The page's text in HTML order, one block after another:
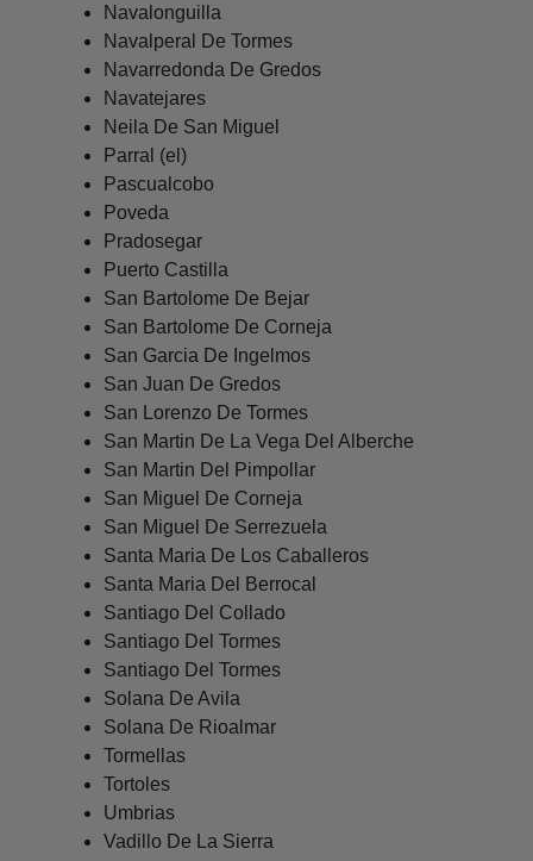
Navalonguilla
Navalperal De Tormes
Navarredonda De Gredos
Navatejares
Neila De San Miguel
Parral (el)
Pascualcobo
Poveda
Pradosegar
Puerto Castilla
San Bartolome De Bejar
San Bartolome De Corneja
San Garcia De Ingelmos
San Juan De Gredos
San Lorenzo De Tormes
San Martin De La Vega Del Alberche
San Martin Del Pimpollar
San Miguel De Corneja
San Miguel De Serrezuela
Santa Maria De Los Caballeros
Santa Maria Del Berrocal
Santiago Del Collado
Santiago Del Tormes
Santiago Del Tormes
Solana De Avila
Solana De Rioalmar
Tormellas
Tortoles
Umbrias
Vadillo De La Sierra